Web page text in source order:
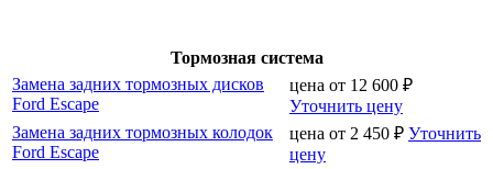
Тормозная система
Замена задних тормозных дисков
Ford Escape
цена от 12 600 ₽
Уточнить цену
Замена задних тормозных колодок
Ford Escape
цена от 2 450 ₽ Уточнить
цену